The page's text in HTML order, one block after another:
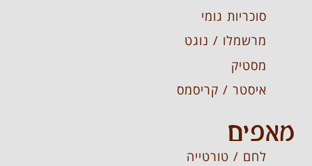
סוכריות גומי
מרשמלו / נוגט
מסטיק
איסטר / קריסמס
מאפים
לחם / טורטייה